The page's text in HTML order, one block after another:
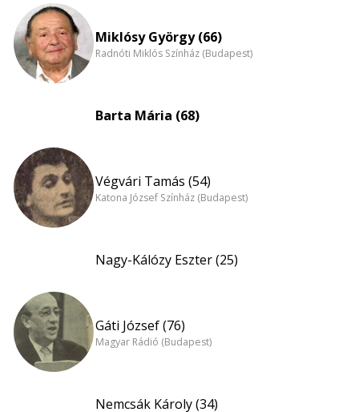
Miklósy György (66)
Radnóti Miklós Színház (Budapest)
Barta Mária (68)
Végvári Tamás (54)
Katona József Színház (Budapest)
Nagy-Kálózy Eszter (25)
Gáti József (76)
Magyar Rádió (Budapest)
Nemcsák Károly (34)